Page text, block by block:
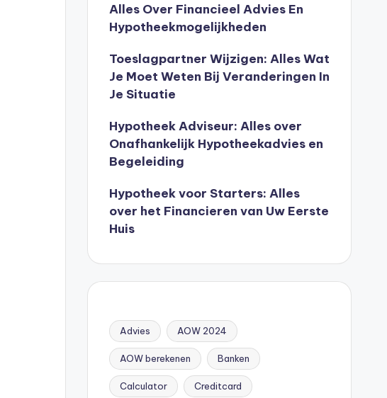
Alles Over Financieel Advies En
Hypotheekmogelijkheden
Toeslagpartner Wijzigen: Alles Wat
Je Moet Weten Bij Veranderingen In
Je Situatie
Hypotheek Adviseur: Alles over
Onafhankelijk Hypotheekadvies en
Begeleiding
Hypotheek voor Starters: Alles
over het Financieren van Uw Eerste
Huis
Advies AOW 2024
AOW berekenen Banken
Calculator Creditcard